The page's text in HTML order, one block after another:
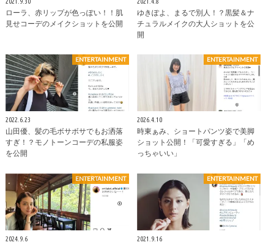
ローラ、赤リップが色っぽい！！肌
見せコーデのメイクショットを公開
ゆきぽよ、まるで別人！？黒髪＆ナ
チュラルメイクの大人ショットを公
開
ENTERTAINMENT
2022.6.23
山田優、髪の毛ボサボサでもお洒落
すぎ！？モノトーンコーデの私服姿
を公開
ENTERTAINMENT
2026.4.10
時東ぁみ、ショートパンツ姿で美脚
ショット公開！「可愛すぎる」「め
っちゃいい」
ENTERTAINMENT
2024.9.6
ENTERTAINMENT
2021.9.16